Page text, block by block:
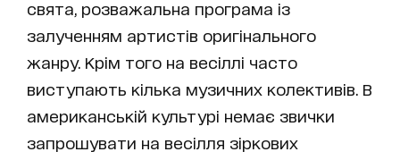
свята, розважальна програма із
залученням артистів оригінального
жанру. Крім того на весіллі часто
виступають кілька музичних колективів. В
американській культурі немає звички
запрошувати на весілля зіркових